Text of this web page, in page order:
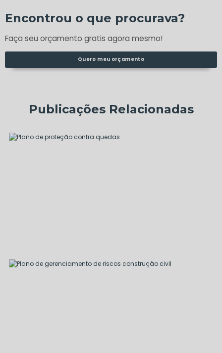
Encontrou o que procurava?
Faça seu orçamento gratis agora mesmo!
Quero meu orçamento
Publicações Relacionadas